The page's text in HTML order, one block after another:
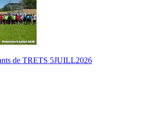
de TRETS 5JUILL2026